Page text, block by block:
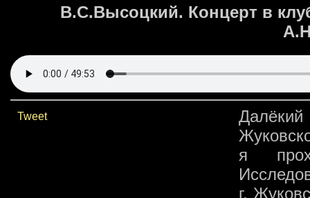
В.С.Высоцкий. Концерт в
Tweet
я
г.